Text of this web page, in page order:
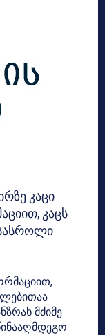
კაცი
კაცს
მძიმე